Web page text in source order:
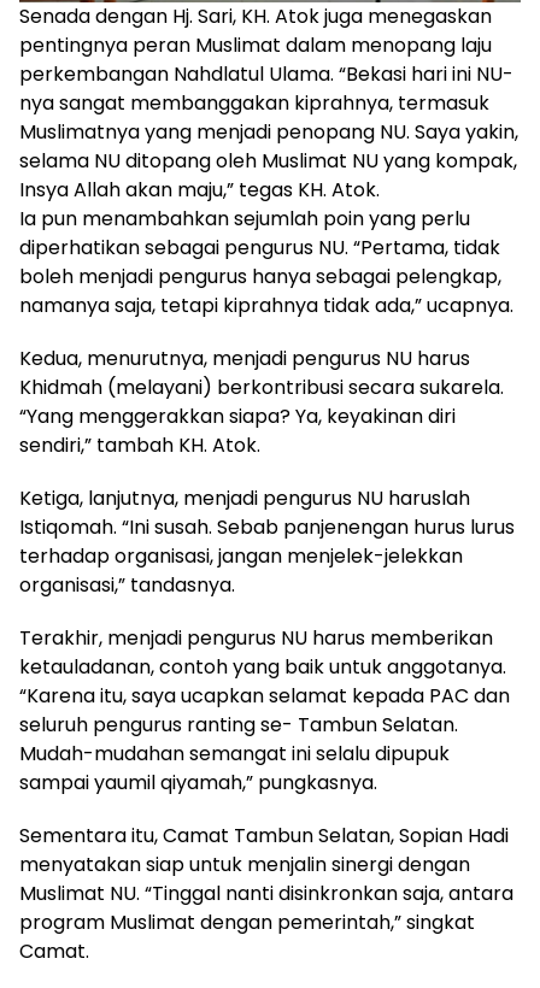
Senada dengan Hj. Sari, KH. Atok juga menegaskan
pentingnya peran Muslimat dalam menopang laju
perkembangan Nahdlatul Ulama. “Bekasi hari ini NU-
nya sangat membanggakan kiprahnya, termasuk
Muslimatnya yang menjadi penopang NU. Saya yakin,
selama NU ditopang oleh Muslimat NU yang kompak,
Insya Allah akan maju,” tegas KH. Atok.
Ia pun menambahkan sejumlah poin yang perlu
diperhatikan sebagai pengurus NU. “Pertama, tidak
boleh menjadi pengurus hanya sebagai pelengkap,
namanya saja, tetapi kiprahnya tidak ada,” ucapnya.
Kedua, menurutnya, menjadi pengurus NU harus
Khidmah (melayani) berkontribusi secara sukarela.
“Yang menggerakkan siapa? Ya, keyakinan diri
sendiri,” tambah KH. Atok.
Ketiga, lanjutnya, menjadi pengurus NU haruslah
Istiqomah. “Ini susah. Sebab panjenengan hurus lurus
terhadap organisasi, jangan menjelek-jelekkan
organisasi,” tandasnya.
Terakhir, menjadi pengurus NU harus memberikan
ketauladanan, contoh yang baik untuk anggotanya.
“Karena itu, saya ucapkan selamat kepada PAC dan
seluruh pengurus ranting se- Tambun Selatan.
Mudah-mudahan semangat ini selalu dipupuk
sampai yaumil qiyamah,” pungkasnya.
Sementara itu, Camat Tambun Selatan, Sopian Hadi
menyatakan siap untuk menjalin sinergi dengan
Muslimat NU. “Tinggal nanti disinkronkan saja, antara
program Muslimat dengan pemerintah,” singkat
Camat.